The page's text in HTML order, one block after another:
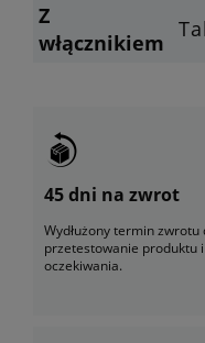
Z
włącznikiem
45 dni na zwrot
Wydłużony termin
przetestowanie produktu
oczekiwania.